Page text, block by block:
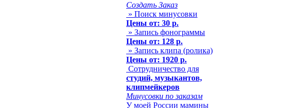
Создать Заказ
» Поиск минусовки
Цены от: 30 р.
» Запись фонограммы
Цены от: 128 р.
» Запись клипа (ролика)
Цены от: 1920 р.
Сотрудничество для
студий, музыкантов,
клипмейкеров
Минусовки по заказам
У моей России мамины